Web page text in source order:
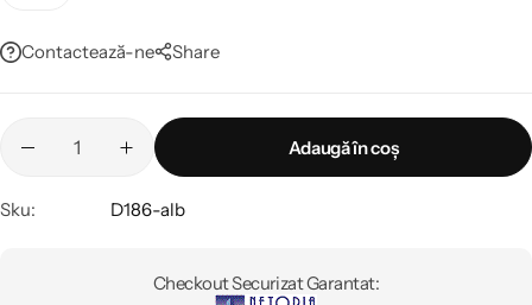
Contactează-ne Share
Adaugă în coș
Sku: D186-alb
Checkout Securizat Garantat: